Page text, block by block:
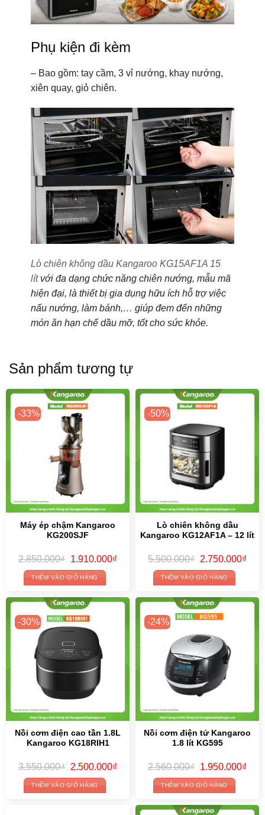
Phụ kiện đi kèm
– Bao gồm: tay cầm, 3 vỉ nướng, khay nướng,
xiên quay, giỏ chiên.
Lò chiên không dầu Kangaroo KG15AF1A 15
lít với đa dạng chức năng chiên nướng, mẫu mã
hiện đại, là thiết bị gia dụng hữu ích hỗ trợ việc
nấu nướng, làm bánh,… giúp đem đến những
món ăn hạn chế dầu mỡ, tốt cho sức khỏe.
Sản phẩm tương tự
-33%
Máy ép chậm Kangaroo
KG200SJF
2.850.000₫ Original
was:
2.850.000₫.
1.910.000₫Current
1.910.000₫.
THÊM VÀO GIỎ HÀNG
-50%
Lò chiên không dầu
Kangaroo KG12AF1A – 12 lít
5.500.000₫ Original
was:
5.500.000₫.
2.750.000₫
THÊM VÀO GIỎ HÀNG
-30%
Nồi cơm điện cao tần 1.8L
Kangaroo KG18RIH1
3.550.000₫ Original
was:
3.550.000₫.
2.500.000₫Current
2.500.000₫.
THÊM VÀO GIỎ HÀNG
-24%
Nồi cơm điện tử Kangaroo
1.8 lít KG595
2.560.000₫ Original
was:
2.560.000₫.
1.950.000₫
THÊM VÀO GIỎ HÀNG